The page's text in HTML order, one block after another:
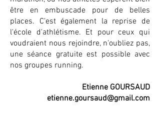
être en embuscade pour de belles
places. C'est également la reprise de
l'école d'athlétisme. Et pour ceux qui
voudraient nous rejoindre, n'oubliez pas,
une séance gratuite est possible avec
nos groupes running.
Etienne GOURSAUD
etienne.goursaud@gmail.com